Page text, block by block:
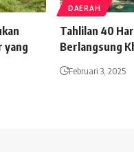
yang
DAERAH
Tahlilan 40
Berlangsung
Februari 3, 2025